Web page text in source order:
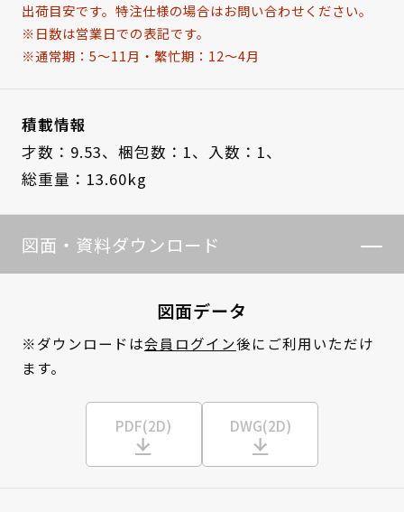
出荷目安です。特注仕様の場合はお問い合わせください。
※日数は営業日での表記です。
※通常期：5～11月・繁忙期：12～4月
積載情報
才数：9.53、 梱包数：1、 入数：1、
総重量：13.60kg
図面・資料ダウンロード
図面データ
※ダウンロードは会員ログイン後にご利用いただけ
ます。
PDF(2D) DWG(2D)